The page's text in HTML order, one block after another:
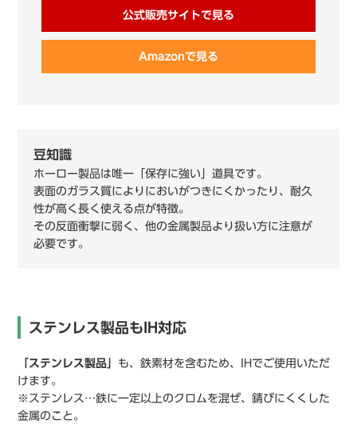
公式販売サイトで見る
Amazonで見る
豆知識
ホーロー製品は唯一「保存に強い」道具です。
表面のガラス質によりにおいがつきにくかったり、耐久
性が高く長く使える点が特徴。
その反面衝撃に弱く、他の金属製品より扱い方に注意が
必要です。
ステンレス製品もIH対応
「ステンレス製品」 も、鉄素材を含むため、IHでご使用いただ
けます。
※ステンレス…鉄に一定以上のクロムを混ぜ、錆びにくくした
金属のこと。